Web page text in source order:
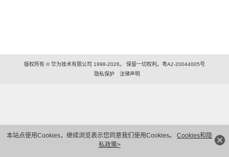
本站点使用Cookies，继续浏览表示您同意我们使用Cookies。 Cookies和隐
私政策>
版权所有 © 华为技术有限公司 1998-2026。 保留一切权利。粤A2-20044005号
隐私保护
法律声明